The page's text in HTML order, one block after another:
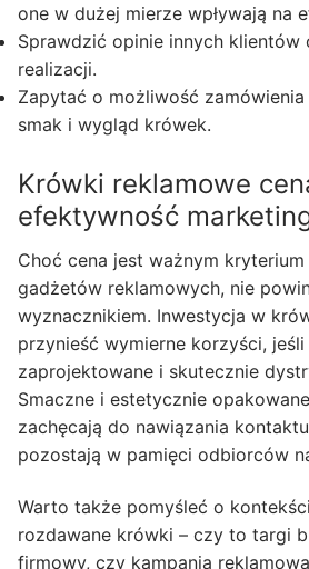
one w dużej mierze wpływają na
Sprawdzić opinie innych
realizacji.
Zapytać o możliwość
smak i wygląd krówek.
Krówki reklamowe
efektywność
Choć cena jest ważnym
gadżetów reklamowych, nie
wyznacznikiem. Inwestycja w
przynieść wymierne korzyści,
zaprojektowane i skutecznie
Smaczne i estetycznie
zachęcają do nawiązania
pozostają w pamięci odbiorców
Warto także pomyśleć o
rozdawane krówki – czy to targi
firmowy, czy kampania